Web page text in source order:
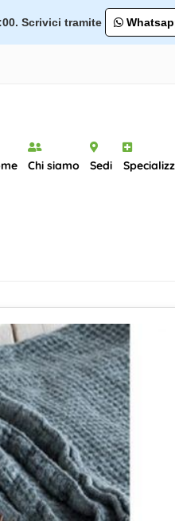
Scrivici tramite
Chi siamo Sedi